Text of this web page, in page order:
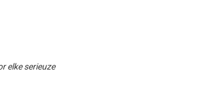
elke serieuze